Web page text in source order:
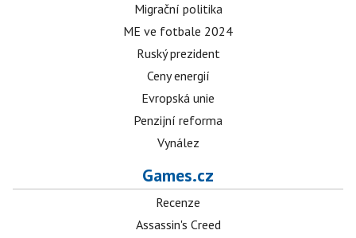
Migrační politika
ME ve fotbale 2024
Ruský prezident
Ceny energií
Evropská unie
Penzijní reforma
Vynález
Games.cz
Recenze
Assassin's Creed